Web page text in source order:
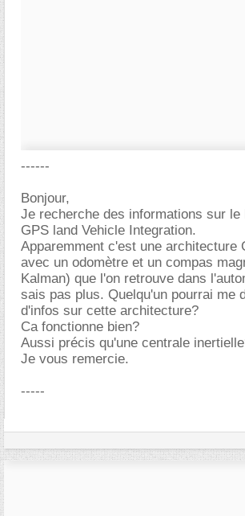
------
Bonjour,
Je recherche des informations sur le
GPS land Vehicle Integration.
Apparemment c'est une architecture
avec un odomètre et un compas
Kalman) que l'on retrouve dans
sais pas plus. Quelqu'un pourrai me
d'infos sur cette architecture?
Ca fonctionne bien?
Aussi précis qu'une centrale
Je vous remercie.
-----